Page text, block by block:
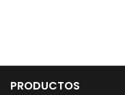
PRODUCTOS